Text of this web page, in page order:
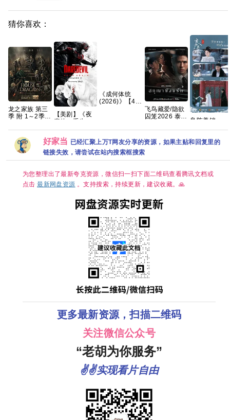
猜你喜欢：
龙之家族 第三
季 附 1～2季
DL.DDP5.1 内
嵌简繁英字幕
【单集7GB左
右】
【美剧】《夜
魔侠：重生 第
二季》（附系
列）查理·考克
斯 文森特·多诺
费奥 克里斯滕·
里特2026/剧
悚/犯罪/奇幻/冒
险/4K完结 夸克
《成何体统
(2026)》【4K
全】【310G】
【夸克/百度】
飞鸟藏爱/隐欲
囚笼2026 泰剧
字
良陈美锦
情/古装]任敏/
好家当 已经汇聚上万T网友分享的资源，如果主贴和回复里的
链接失效，请尝试在站内搜索框搜索
为您整理出了最新夸克资源，微信扫一扫下面二维码查看腾讯文档或
点击最新网盘资源 。支持搜索，持续更新，建议收藏。🙏
更多最新资源，扫描二维码
关注微信公众号
“老胡为你服务”
✌✌实现看片自由